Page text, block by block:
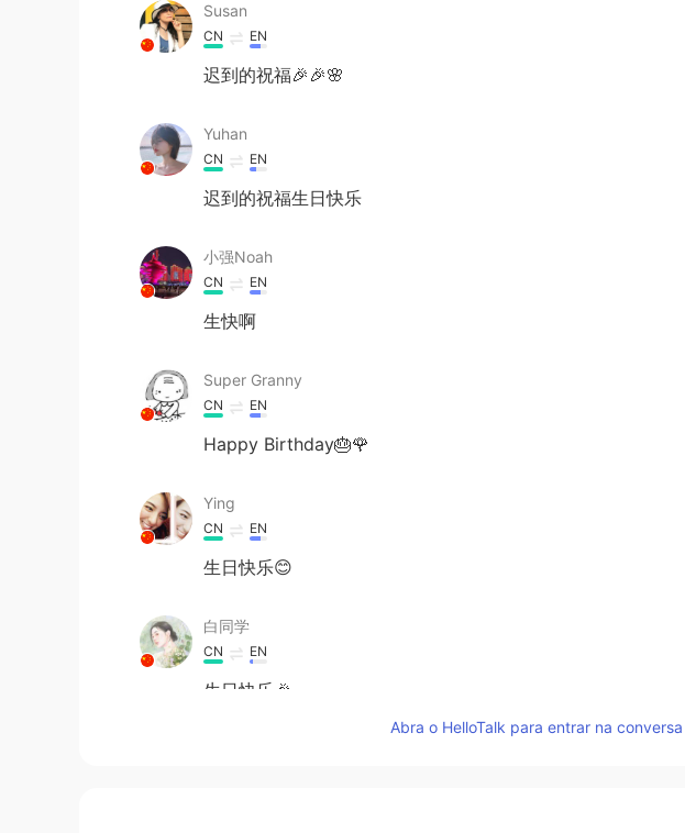
Susan
CN EN
迟到的祝福🎉🎉🌸
Yuhan
CN EN
迟到的祝福生日快乐
小强Noah
CN EN
生快啊
Super Granny
CN EN
Happy Birthday🎂🌹
Ying
CN EN
生日快乐😊
白同学
CN EN
生日快乐🎉
Abra o HelloTalk para entrar na conversa